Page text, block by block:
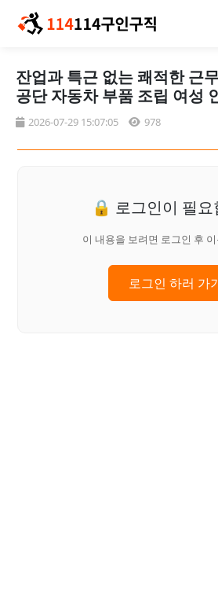
잔업과 특근 없는 쾌적한 근
공단 자동차 부품 조립 여성
2026-07-29 15:07:05 978
🔒 로그인이 필요
이 내용을 보려면 로그인 후
로그인 하러 가